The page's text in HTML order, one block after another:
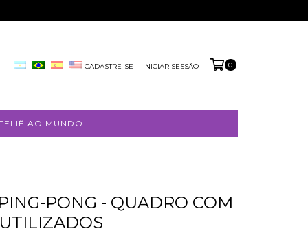
CADASTRE-SE INICIAR SESSÃO 0
AO MUNDO
PONG - QUADRO COM